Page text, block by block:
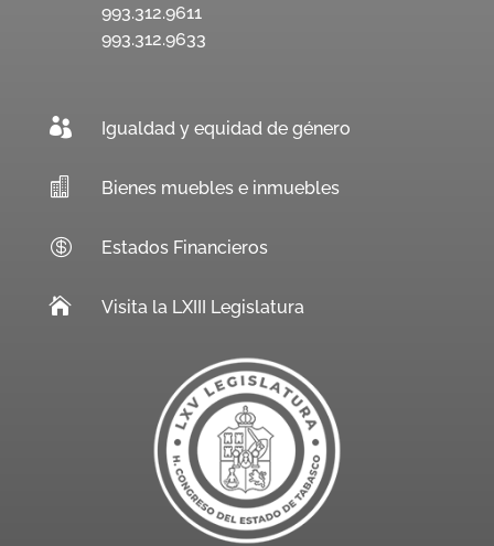
993.312.9611
993.312.9633
 Igualdad y equidad de género
 Bienes muebles e inmuebles
 Estados Financieros
 Visita la LXIII Legislatura